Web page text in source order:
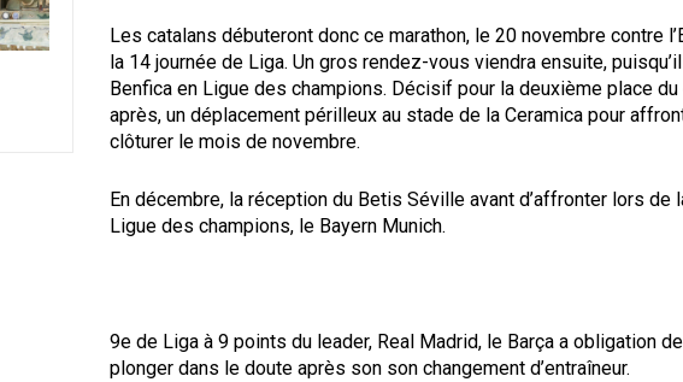
Les catalans débuteront donc ce marathon, le 20 novembre contre
la 14 journée de Liga. Un gros rendez-vous viendra ensuite,
Benfica en Ligue des champions. Décisif pour la deuxième place
après, un déplacement périlleux au stade de la Ceramica pour
clôturer le mois de novembre.
En décembre, la réception du Betis Séville avant d’affronter lors de
Ligue des champions, le Bayern Munich.
9e de Liga à 9 points du leader, Real Madrid, le Barça a obligation
plonger dans le doute après son son changement d’entraîneur.